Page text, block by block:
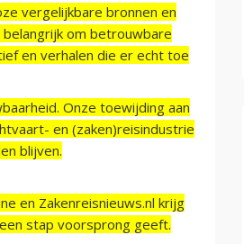
vergelijkbare bronnen en
om betrouwbare
en verhalen die er echt toe
Onze toewijding aan
en (zaken)reisindustrie
blijven.
en Zakenreisnieuws.nl krijg
stap voorsprong geeft.